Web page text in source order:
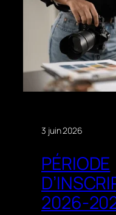
3 juin 2026
PÉRIODE
2026-